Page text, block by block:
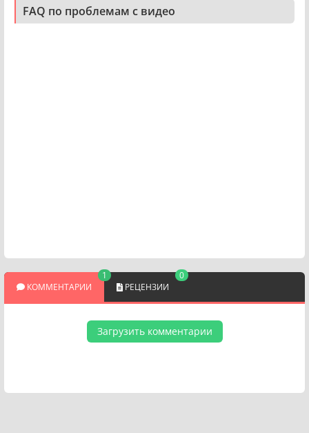
FAQ по проблемам с видео
КОММЕНТАРИИ
1
РЕЦЕНЗИИ
0
Загрузить комментарии